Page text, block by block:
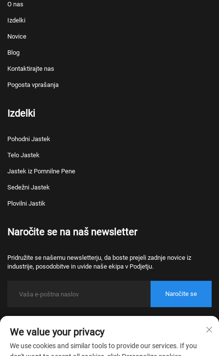
O nas
Izdelki
Novice
Blog
Kontaktirajte nas
Pogosta vprašanja
Izdelki
Pohodni Jastek
Telo Jastek
Jastek iz Pomnilne Pene
Sedežni Jastek
Plovilni Jastik
Naročite se na naš newsletter
Pridružite se našemu newsletterju, da boste prejeli zadnje novice iz
industrije, posodobitve in uvide naše ekipa v Podjetju.
Naročite se
Vse pravice pridržane.
Pravilnik o zasebnosti
We value your privacy
We use cookies and similar tools to provide our services. If you